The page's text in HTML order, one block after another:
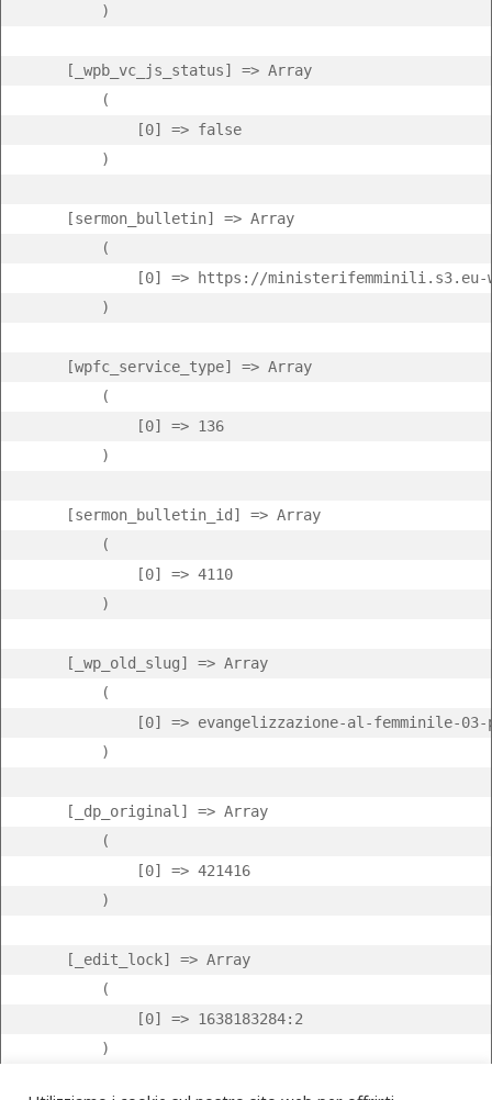
        )
    [_wpb_vc_js_status] => Array
        (
            [0] => false
        )
    [sermon_bulletin] => Array
        (
[0] => https://
        )
    [wpfc_service_type] => Array
        (
            [0] => 136
        )
    [sermon_bulletin_id] => Array
        (
            [0] => 4110
        )
    [_wp_old_slug] => Array
        (
[0] => evangelizzazione-al-femminile-
        )
    [_dp_original] => Array
        (
            [0] => 421416
        )
    [_edit_lock] => Array
        (
            [0] => 1638183284:2
        )